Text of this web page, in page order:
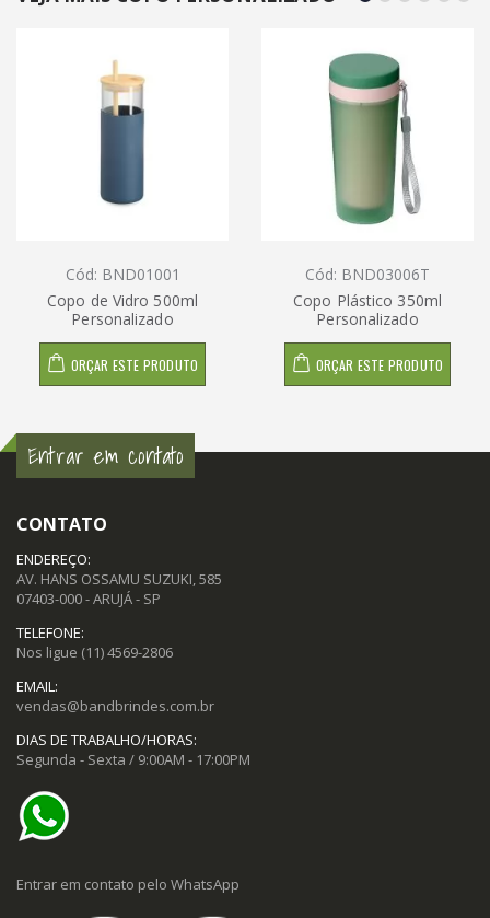
Cód: BND01001
Copo de Vidro 500ml
Personalizado
ORÇAR ESTE PRODUTO
Cód: BND03006T
Copo Plástico 350ml
Personalizado
ORÇAR ESTE PRODUTO
Entrar em contato
CONTATO
ENDEREÇO:
AV. HANS OSSAMU SUZUKI, 585
07403-000 - ARUJÁ - SP
TELEFONE:
Nos ligue (11) 4569-2806
EMAIL:
vendas@bandbrindes.com.br
DIAS DE TRABALHO/HORAS:
Segunda - Sexta / 9:00AM - 17:00PM
Entrar em contato pelo WhatsApp